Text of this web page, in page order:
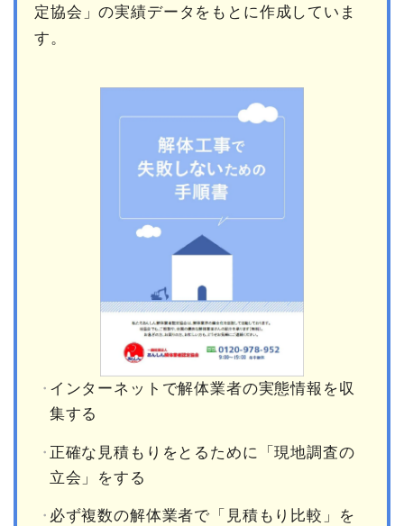
定協会」の実績データをもとに作成していま
す。
インターネットで解体業者の実態情報を収
集する
正確な見積もりをとるために「現地調査の
立会」をする
必ず複数の解体業者で「見積もり比較」を